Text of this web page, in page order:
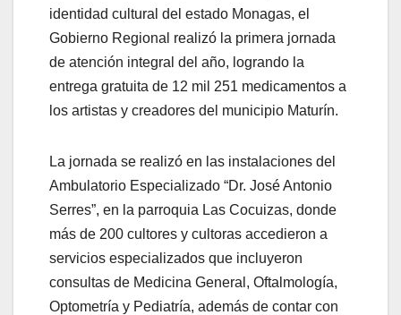
identidad cultural del estado Monagas, el
Gobierno Regional realizó la primera jornada
de atención integral del año, logrando la
entrega gratuita de 12 mil 251 medicamentos a
los artistas y creadores del municipio Maturín.
La jornada se realizó en las instalaciones del
Ambulatorio Especializado “Dr. José Antonio
Serres”, en la parroquia Las Cocuizas, donde
más de 200 cultores y cultoras accedieron a
servicios especializados que incluyeron
consultas de Medicina General, Oftalmología,
Optometría y Pediatría, además de contar con